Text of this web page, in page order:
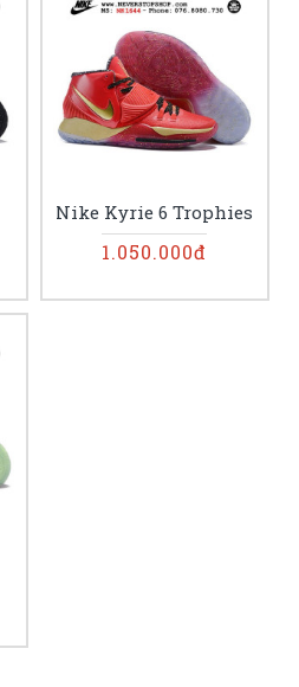
Nike Kyrie 6 Trophies
1.050.000đ